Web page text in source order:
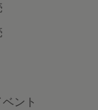
ント